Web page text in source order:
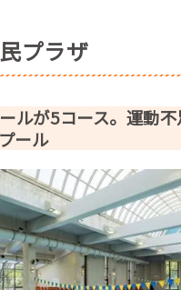
プラザ
ルが5コース。運動
ール